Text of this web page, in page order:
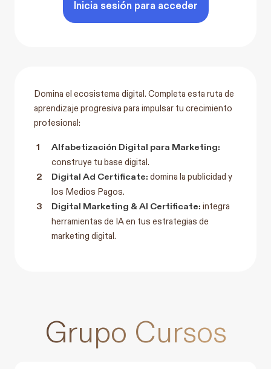
Inicia sesión para acceder
Domina el ecosistema digital. Completa esta ruta de
aprendizaje progresiva para impulsar tu crecimiento
profesional:
Alfabetización Digital para Marketing:
construye tu base digital.
Digital Ad Certificate: domina la publicidad y
los Medios Pagos.
Digital Marketing & AI Certificate: integra
herramientas de IA en tus estrategias de
marketing digital.
Grupo Cursos